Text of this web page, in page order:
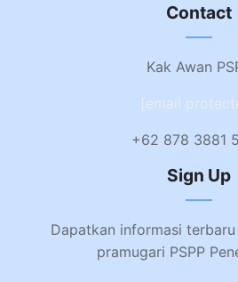
Contact
Kak Awan
[email
+62 878 3881
Sign Up
Dapatkan informasi
pramugari PSPP